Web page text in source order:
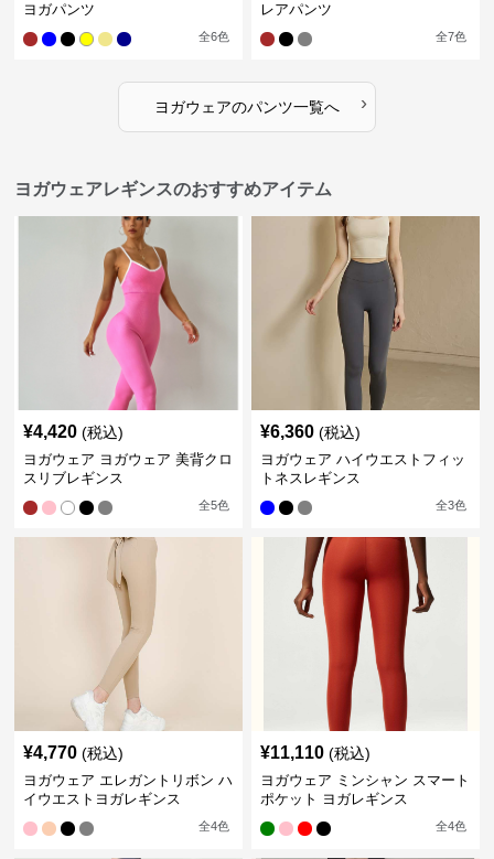
ヨガパンツ
全6色
レアパンツ
全7色
ヨガウェアのパンツ一覧へ ›
ヨガウェアレギンスのおすすめアイテム
¥4,420 (税込)
ヨガウェア ヨガウェア 美背クロ
スリブレギンス
全5色
¥6,360 (税込)
ヨガウェア ハイウエストフィッ
トネスレギンス
全3色
¥4,770 (税込)
ヨガウェア エレガントリボン ハ
イウエストヨガレギンス
全4色
¥11,110 (税込)
ヨガウェア ミンシャン スマート
ポケット ヨガレギンス
全4色